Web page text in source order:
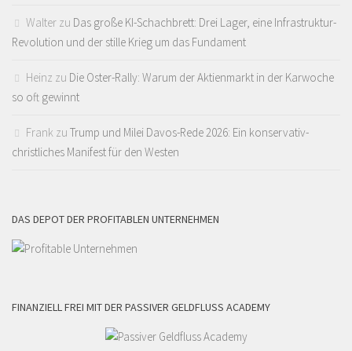
Walter zu Das große KI-Schachbrett: Drei Lager, eine Infrastruktur-
Revolution und der stille Krieg um das Fundament
Heinz zu Die Oster-Rally: Warum der Aktienmarkt in der Karwoche
so oft gewinnt
Frank zu Trump und Milei Davos-Rede 2026: Ein konservativ-
christliches Manifest für den Westen
DAS DEPOT DER PROFITABLEN UNTERNEHMEN
FINANZIELL FREI MIT DER PASSIVER GELDFLUSS ACADEMY